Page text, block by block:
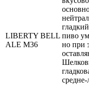
LIBERTY BELL
ALE M36
пиво
но при
средне-